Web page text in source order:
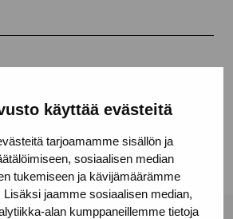
käyttää evästeitä
tarjoamamme sisällön ja
sosiaalisen median
tukemiseen ja kävijämäärämme
jaamme sosiaalisen median,
alan kumppaneillemme tietoja